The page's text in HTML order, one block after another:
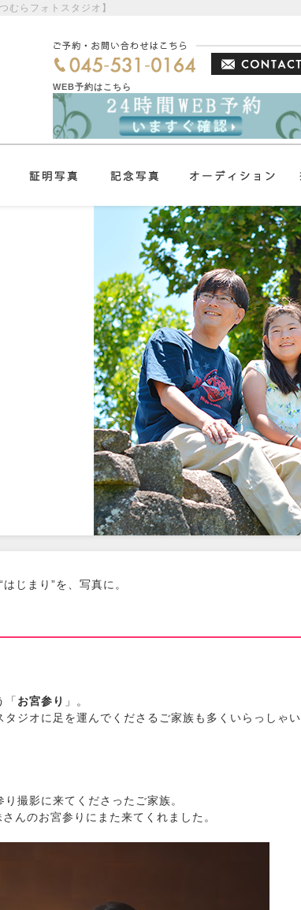
むらフォトスタジオ】
WEB予約はこちら
はじまり”を、写真に。
「 お宮参り 」。
ジオに足を運んでくださるご家族も多くいらっしゃい
撮影に来てくださったご家族。
んのお宮参りにまた来てくれました。